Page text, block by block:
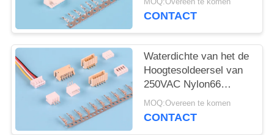
MOQ:Overeen te komen
CONTACT
Waterdichte van het de
Hoogtesoldeersel van
250VAC Nylon66
1.5mm de
Draadschakelaar
MOQ:Overeen te komen
CONTACT